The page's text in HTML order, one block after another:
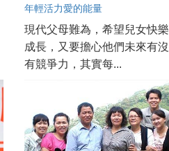
年輕活力愛的能量
現代父母難為，希望兒女快樂
成長，又要擔心他們未來有沒
有競爭力，其實每...